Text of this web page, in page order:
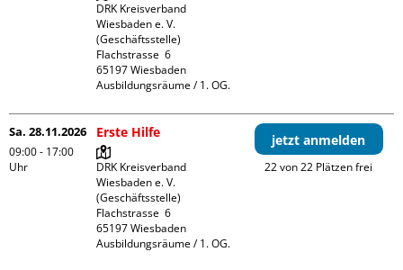
DRK Kreisverband
Wiesbaden e. V.
(Geschäftsstelle)
Flachstrasse  6
65197 Wiesbaden
Ausbildungsräume / 1. OG.
Sa. 28.11.2026
09:00 - 17:00
Uhr
Erste Hilfe
DRK Kreisverband
Wiesbaden e. V.
(Geschäftsstelle)
Flachstrasse  6
65197 Wiesbaden
Ausbildungsräume / 1. OG.
jetzt anmelden
22 von 22 Plätzen frei